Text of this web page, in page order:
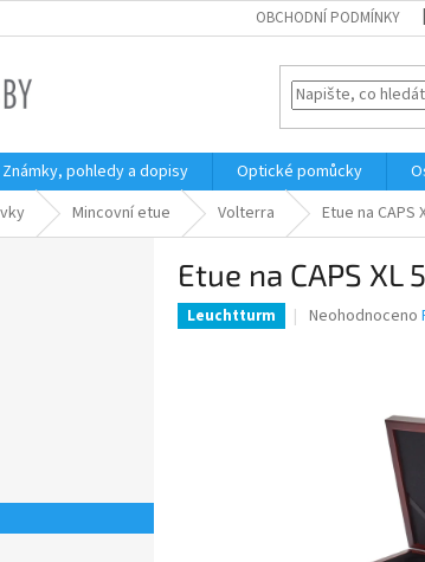
OBCHODNÍ PODMÍNKY
Známky, pohledy a dopisy Optické pomůcky
Mincovní etue Volterra Etue na CAPS
Etue na CAPS XL
Leuchtturm
Průměrné
Neohodnoceno